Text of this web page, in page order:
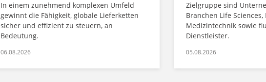
In einem zunehmend komplexen Umfeld
gewinnt die Fähigkeit, globale Lieferketten
sicher und effizient zu steuern, an
Bedeutung.
06.08.2026
Zielgruppe sind
Branchen Life
Medizintechnik sowie
Dienstleister.
05.08.2026